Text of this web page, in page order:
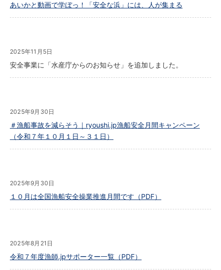
あいかと動画で学ぼっ！「安全な浜」には、人が集まる
2025年11月5日
安全事業に「水産庁からのお知らせ」を追加しました。
2025年9月30日
＃漁船事故を減らそう｜ryoushi.jp漁船安全月間キャンペーン
（令和７年１０月１日～３１日）
2025年9月30日
１０月は全国漁船安全操業推進月間です（PDF）
2025年8月21日
令和７年度漁師.jpサポーター一覧（PDF）